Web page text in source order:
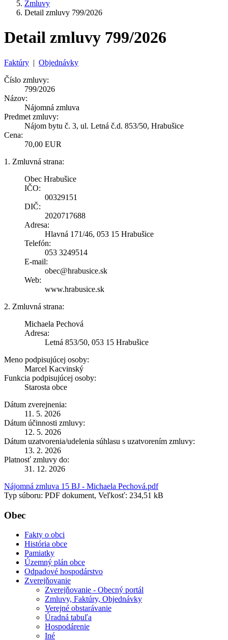
Zmluvy
Detail zmluvy 799/2026
Detail zmluvy 799/2026
Faktúry | Objednávky
Číslo zmluvy:
799/2026
Názov:
Nájomná zmluva
Predmet zmluvy:
Nájom bytu č. 3, ul. Letná č.d. 853/50, Hrabušice
Cena:
70,00 EUR
1. Zmluvná strana:
Obec Hrabušice
IČO:
00329151
DIČ:
2020717688
Adresa:
Hlavná 171/46, 053 15 Hrabušice
Telefón:
053 3249514
E-mail:
obec@hrabusice.sk
Web:
www.hrabusice.sk
2. Zmluvná strana:
Michaela Pechová
Adresa:
Letná 853/50, 053 15 Hrabušice
Meno podpisujúcej osoby:
Marcel Kacvinský
Funkcia podpisujúcej osoby:
Starosta obce
Dátum zverejnenia:
11. 5. 2026
Dátum účinnosti zmluvy:
12. 5. 2026
Dátum uzatvorenia/udelenia súhlasu s uzatvorením zmluvy:
13. 2. 2026
Platnosť zmluvy do:
31. 12. 2026
Nájomná zmluva 15 BJ - Michaela Pechová.pdf
Typ súboru: PDF dokument, Veľkosť: 234,51 kB
Obec
Fakty o obci
História obce
Pamiatky
Územný plán obce
Odpadové hospodárstvo
Zverejňovanie
Zverejňovanie - Obecný portál
Zmluvy, Faktúry, Objednávky
Verejné obstarávanie
Úradná tabuľa
Hospodárenie
Iné